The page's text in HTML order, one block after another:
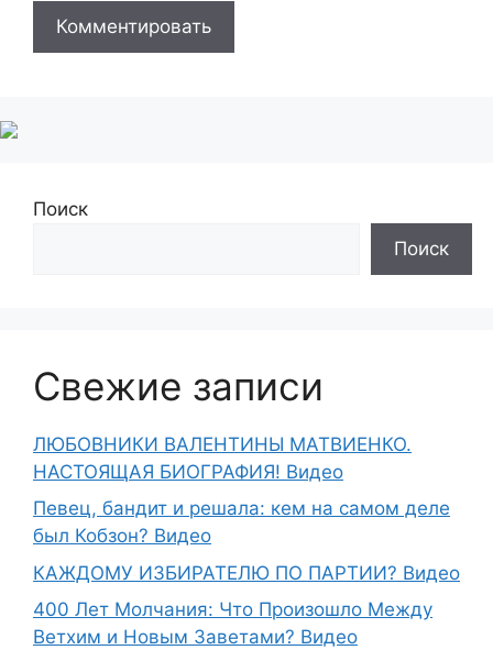
Поиск
Поиск
Свежие записи
ЛЮБОВНИКИ ВАЛЕНТИНЫ МАТВИЕНКО.
НАСТОЯЩАЯ БИОГРАФИЯ! Видео
Певец, бандит и решала: кем на самом деле
был Кобзон? Видео
КАЖДОМУ ИЗБИРАТЕЛЮ ПО ПАРТИИ? Видео
400 Лет Молчания: Что Произошло Между
Ветхим и Новым Заветами? Видео